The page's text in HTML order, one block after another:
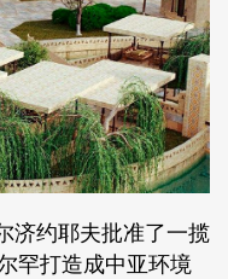
济约耶夫批准了一揽
罕打造成中亚环境